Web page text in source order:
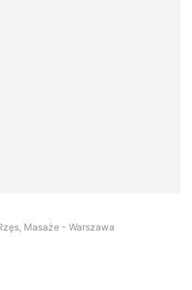
Masaże - Warszawa